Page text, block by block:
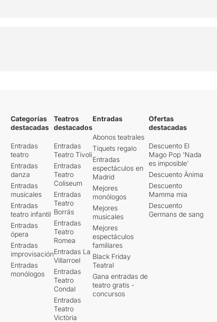
Categorías
destacadas
Entradas
teatro
Entradas
danza
Entradas
musicales
Entradas
teatro infantil
Entradas
ópera
Entradas
improvisación
Entradas
monólogos
Teatros
destacados
Entradas
Teatro Tívoli
Entradas
Teatro
Coliseum
Entradas
Teatro
Borrás
Entradas
Teatro
Romea
Entradas La
Villarroel
Entradas
Teatro
Condal
Entradas
Teatro
Victòria
Entradas
Abonos teatrales
Tiquets regalo
Entradas
espectáculos en
Madrid
Mejores
monólogos
Mejores
musicales
Mejores
espectáculos
familiares
Black Friday
Teatral
Gana entradas de
teatro gratis -
concursos
Ofertas
destacadas
Descuento El
Mago Pop 'Nada
es imposible'
Descuento Ànima
Descuento
Mamma mia
Descuento
Germans de sang